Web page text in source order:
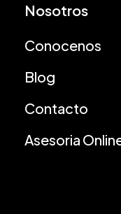
Nosotros
Conocenos
Blog
Contacto
Asesoria